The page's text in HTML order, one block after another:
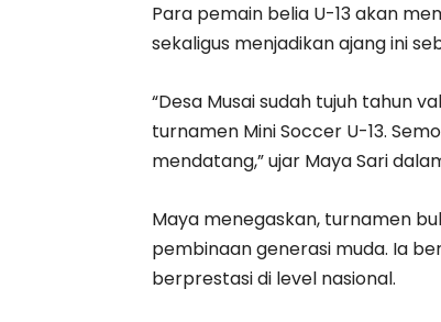
Para pemain belia U-13 akan
sekaligus menjadikan ajang ini
“Desa Musai sudah tujuh tahun
turnamen Mini Soccer U-13.
mendatang,” ujar Maya Sari
Maya menegaskan, turnamen
pembinaan generasi muda. Ia
berprestasi di level nasional.